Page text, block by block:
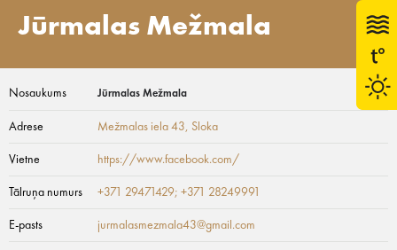
Jūrmalas Mežmala
Nosaukums Jūrmalas Mežmala
Adrese Mežmalas iela 43, Sloka
Vietne https://www.facebook.com/
Tālruņa numurs +371 29471429; +371 28249991
E-pasts jurmalasmezmala43@gmail.com